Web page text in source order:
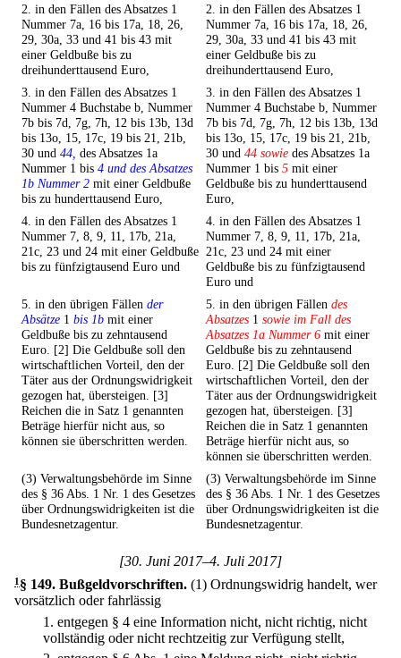
2. in den Fällen des Absatzes 1
Nummer 7a, 16 bis 17a, 18, 26,
29, 30a, 33 und 41 bis 43 mit
einer Geldbuße bis zu
dreihunderttausend Euro,
2. in den Fällen des Absatzes 1
Nummer 7a, 16 bis 17a, 18, 26,
29, 30a, 33 und 41 bis 43 mit
einer Geldbuße bis zu
dreihunderttausend Euro,
3. in den Fällen des Absatzes 1
Nummer 4 Buchstabe b, Nummer
7b bis 7d, 7g, 7h, 12 bis 13b, 13d
bis 13o, 15, 17c, 19 bis 21, 21b,
30 und 44, des Absatzes 1a
Nummer 1 bis 4 und des Absatzes
1b Nummer 2 mit einer Geldbuße
bis zu hunderttausend Euro,
3. in den Fällen des Absatzes 1
Nummer 4 Buchstabe b, Nummer
7b bis 7d, 7g, 7h, 12 bis 13b, 13d
bis 13o, 15, 17c, 19 bis 21, 21b,
30 und 44 sowie des Absatzes 1a
Nummer 1 bis 5 mit einer
Geldbuße bis zu hunderttausend
Euro,
4. in den Fällen des Absatzes 1
Nummer 7, 8, 9, 11, 17b, 21a,
21c, 23 und 24 mit einer Geldbuße
bis zu fünfzigtausend Euro und
4. in den Fällen des Absatzes 1
Nummer 7, 8, 9, 11, 17b, 21a,
21c, 23 und 24 mit einer
Geldbuße bis zu fünfzigtausend
Euro und
5. in den übrigen Fällen der
Absätze 1 bis 1b mit einer
Geldbuße bis zu zehntausend
Euro. [2] Die Geldbuße soll den
wirtschaftlichen Vorteil, den der
Täter aus der Ordnungswidrigkeit
gezogen hat, übersteigen. [3]
Reichen die in Satz 1 genannten
Beträge hierfür nicht aus, so
können sie überschritten werden.
5. in den übrigen Fällen des
Absatzes 1 sowie im Fall des
Absatzes 1a Nummer 6 mit einer
Geldbuße bis zu zehntausend
Euro. [2] Die Geldbuße soll den
wirtschaftlichen Vorteil, den der
Täter aus der Ordnungswidrigkeit
gezogen hat, übersteigen. [3]
Reichen die in Satz 1 genannten
Beträge hierfür nicht aus, so
können sie überschritten werden.
(3) Verwaltungsbehörde im Sinne
des § 36 Abs. 1 Nr. 1 des Gesetzes
über Ordnungswidrigkeiten ist die
Bundesnetzagentur.
(3) Verwaltungsbehörde im Sinne
des § 36 Abs. 1 Nr. 1 des Gesetzes
über Ordnungswidrigkeiten ist die
Bundesnetzagentur.
[30. Juni 2017–4. Juli 2017]
1§ 149. Bußgeldvorschriften. (1) Ordnungswidrig handelt, wer
vorsätzlich oder fahrlässig
1. entgegen § 4 eine Information nicht, nicht richtig, nicht
vollständig oder nicht rechtzeitig zur Verfügung stellt,